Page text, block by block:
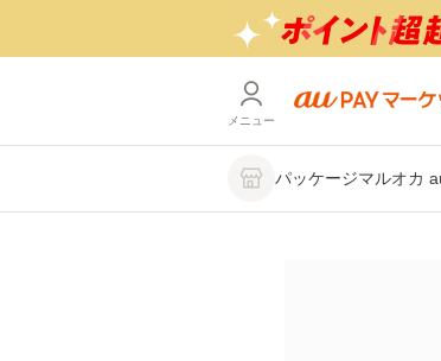
メニュー
パッケージマルオカ